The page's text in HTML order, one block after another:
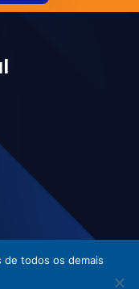
de todos os demais